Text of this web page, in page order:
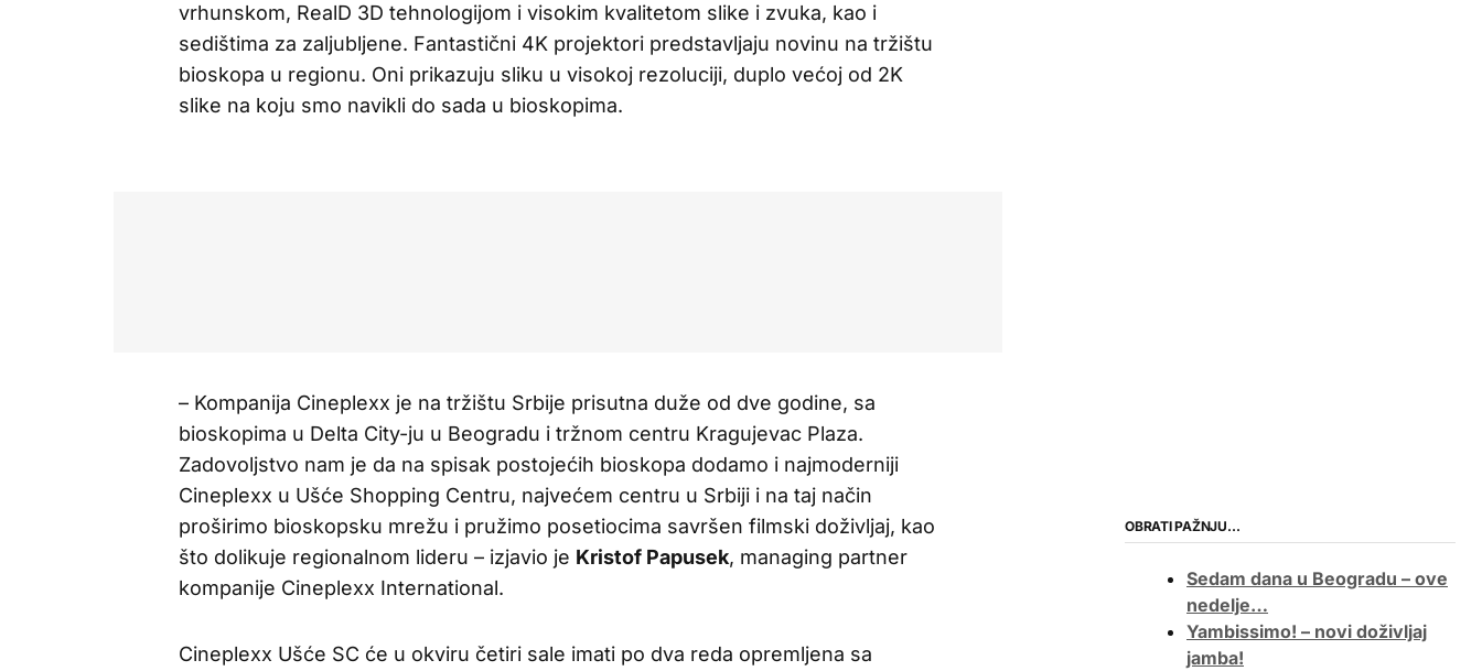
vrhunskom, RealD 3D tehnologijom i visokim kvalitetom slike i zvuka, kao i
sedištima za zaljubljene. Fantastični 4K projektori predstavljaju novinu na tržištu
bioskopa u regionu. Oni prikazuju sliku u visokoj rezoluciji, duplo većoj od 2K
slike na koju smo navikli do sada u bioskopima.
– Kompanija Cineplexx je na tržištu Srbije prisutna duže od dve godine, sa
bioskopima u Delta City-ju u Beogradu i tržnom centru Kragujevac Plaza.
Zadovoljstvo nam je da na spisak postojećih bioskopa dodamo i najmoderniji
Cineplexx u Ušće Shopping Centru, najvećem centru u Srbiji i na taj način
proširimo bioskopsku mrežu i pružimo posetiocima savršen filmski doživljaj, kao
što dolikuje regionalnom lideru – izjavio je Kristof Papusek, managing partner
kompanije Cineplexx International.
Cineplexx Ušće SC će u okviru četiri sale imati po dva reda opremljena sa
OBRATI PAŽNJU…
Sedam dana u Beogradu – ove
nedelje…
Yambissimo! – novi doživljaj
jamba!